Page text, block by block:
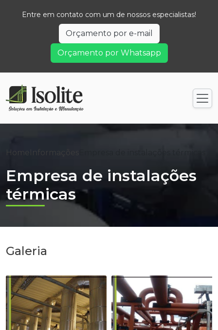
Entre em contato com um de nossos especialistas!
Orçamento por e-mail
Orçamento por Whatsapp
Home Informações
Empresa de instalações
térmicas
Galeria